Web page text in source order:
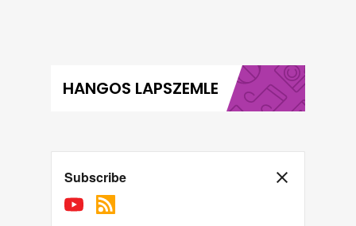
HANGOS LAPSZEMLE